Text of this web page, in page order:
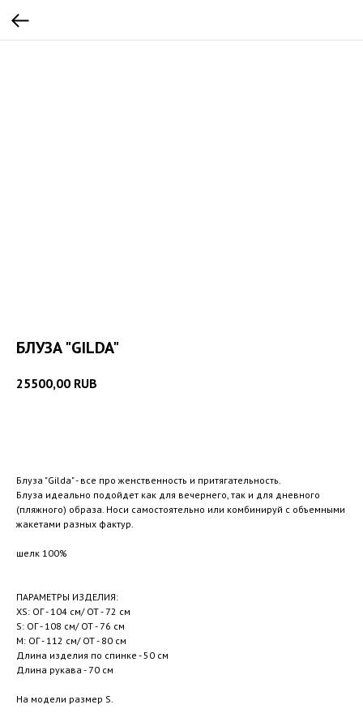
БЛУЗА "GILDA"
25500,00 RUB
Блуза "Gilda" - все про женственность и притягательность.
Блуза идеально подойдет как для вечернего, так и для дневного
(пляжного) образа. Носи самостоятельно или комбинируй с объемными
жакетами разных фактур.
шелк 100%
ПАРАМЕТРЫ ИЗДЕЛИЯ:
XS: ОГ - 104 см/ ОТ - 72 см
S: ОГ - 108 см/ ОТ - 76 см
M: ОГ - 112 см/ ОТ - 80 см
Длина изделия по спинке - 50 см
Длина рукава - 70 см
На модели размер S.